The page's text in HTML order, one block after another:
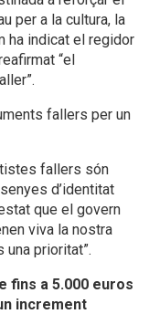
per a la cultura, la
ha indicat el regidor
“el
fallers són
d’identitat
que el govern
viva la nostra
prioritat”.
fins a 5.000 euros
increment